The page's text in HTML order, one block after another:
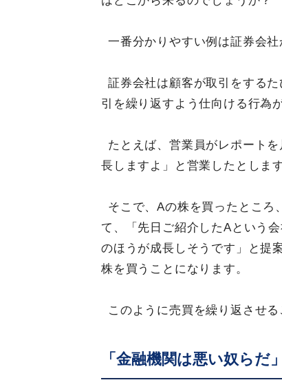
一番分かりやすい例は証券会社
証券会社は顧客が取引をする
引を繰り返すよう仕向ける行為
たとえば、営業員がレポート
長しますよ」と営業したとします
そこで、Aの株を買ったところ
て、「先日ご紹介したAという
のほうが成長しそうです」と提
株を買うことになります。
このように売買を繰り返させ
「金融機関は悪い奴らだ